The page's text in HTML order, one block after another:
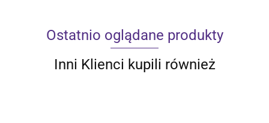
Ostatnio oglądane produkty
Inni Klienci kupili również